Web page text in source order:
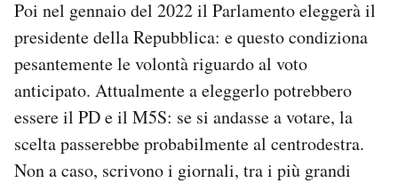
Poi nel gennaio del 2022 il Parlamento eleggerà il
presidente della Repubblica: e questo condiziona
pesantemente le volontà riguardo al voto
anticipato. Attualmente a eleggerlo potrebbero
essere il PD e il M5S: se si andasse a votare, la
scelta passerebbe probabilmente al centrodestra.
Non a caso, scrivono i giornali, tra i più grandi